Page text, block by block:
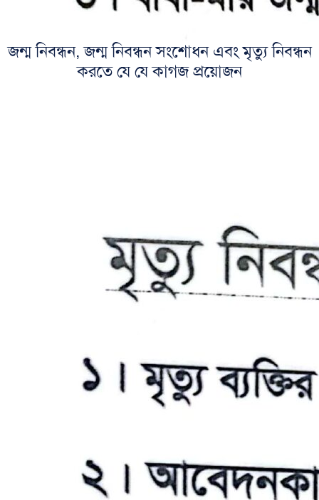
জন্ম নিবন্ধন, জন্ম নিবন্ধন সংশোধন এবং মৃত্যু নিবন্ধন
করতে যে যে কাগজ প্রয়োজন